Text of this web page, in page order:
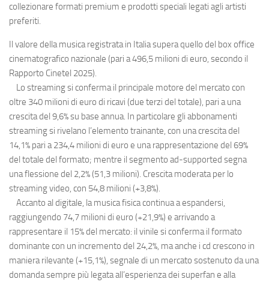
collezionare formati premium e prodotti speciali legati agli artisti
preferiti.
Il valore della musica registrata in Italia supera quello del box office
cinematografico nazionale (pari a 496,5 milioni di euro, secondo il
Rapporto Cinetel 2025).
Lo streaming si conferma il principale motore del mercato con
oltre 340 milioni di euro di ricavi (due terzi del totale), pari a una
crescita del 9,6% su base annua. In particolare gli abbonamenti
streaming si rivelano l’elemento trainante, con una crescita del
14,1% pari a 234,4 milioni di euro e una rappresentazione del 69%
del totale del formato; mentre il segmento ad-supported segna
una flessione del 2,2% (51,3 milioni). Crescita moderata per lo
streaming video, con 54,8 milioni (+3,8%).
Accanto al digitale, la musica fisica continua a espandersi,
raggiungendo 74,7 milioni di euro (+21,9%) e arrivando a
rappresentare il 15% del mercato: il vinile si conferma il formato
dominante con un incremento del 24,2%, ma anche i cd crescono in
maniera rilevante (+15,1%), segnale di un mercato sostenuto da una
domanda sempre più legata all’esperienza dei superfan e alla